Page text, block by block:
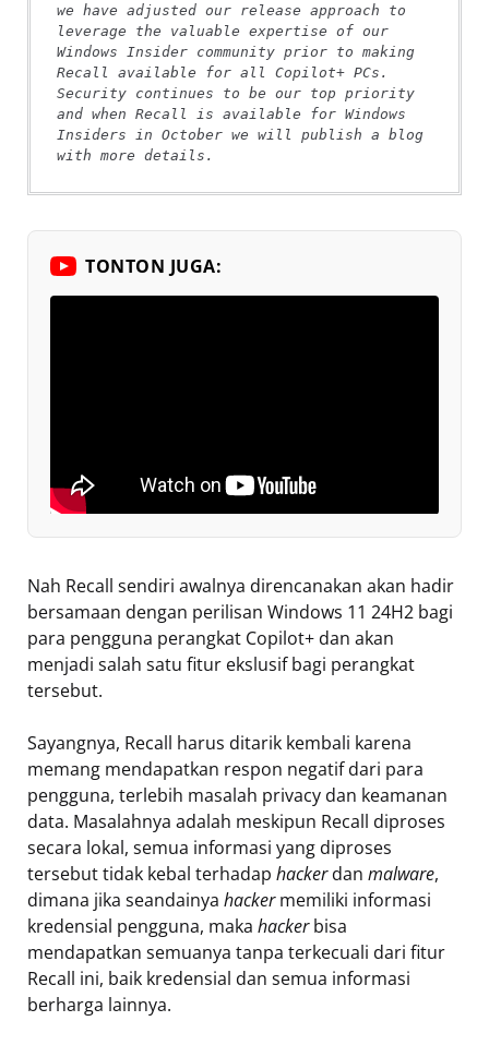
we have adjusted our release approach to
leverage the valuable expertise of our
Windows Insider community prior to making
Recall available for all Copilot+ PCs.
Security continues to be our top priority
and when Recall is available for Windows
Insiders in October we will publish a blog
with more details.
TONTON JUGA:
Nah Recall sendiri awalnya direncanakan akan hadir
bersamaan dengan perilisan Windows 11 24H2 bagi
para pengguna perangkat Copilot+ dan akan
menjadi salah satu fitur ekslusif bagi perangkat
tersebut.
Sayangnya, Recall harus ditarik kembali karena
memang mendapatkan respon negatif dari para
pengguna, terlebih masalah privacy dan keamanan
data. Masalahnya adalah meskipun Recall diproses
secara lokal, semua informasi yang diproses
tersebut tidak kebal terhadap hackerdan malware,
dimana jika seandainya hackermemiliki informasi
kredensial pengguna, maka hackerbisa
mendapatkan semuanya tanpa terkecuali dari fitur
Recall ini, baik kredensial dan semua informasi
berharga lainnya.